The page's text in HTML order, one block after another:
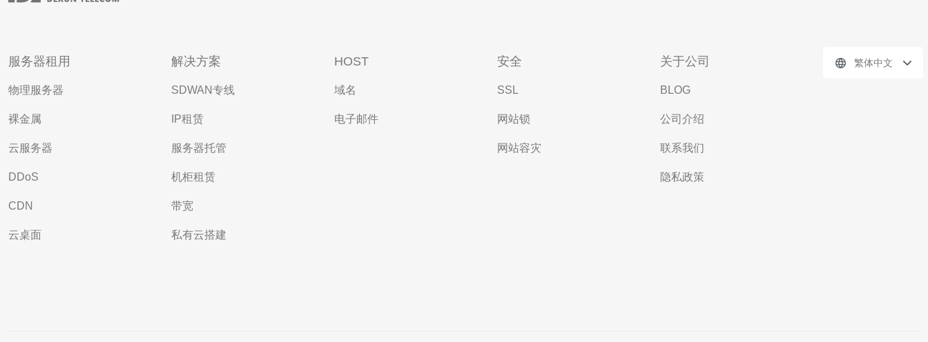
服务器租用
物理服务器
裸金属
云服务器
DDoS
CDN
云桌面
解决方案
SDWAN专线
IP租赁
服务器托管
机柜租赁
带宽
私有云搭建
HOST
域名
电子邮件
安全
SSL
网站锁
网站容灾
关于公司
BLOG
公司介绍
联系我们
隐私政策
繁体中文